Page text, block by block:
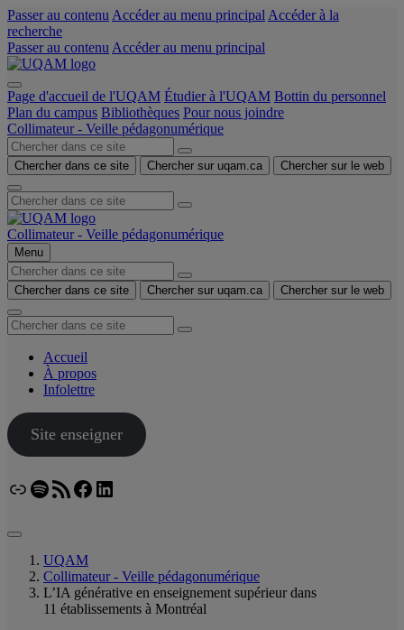
Passer au contenu Accéder au menu principal Accéder à la
recherche
Passer au contenu Accéder au menu principal
Page d'accueil de l'UQAM Étudier à l'UQAM Bottin du personnel
Plan du campus Bibliothèques Pour nous joindre
Collimateur - Veille pédagonumérique
Chercher dans ce site Chercher sur uqam.ca Chercher sur le web
Collimateur - Veille pédagonumérique
Menu
Chercher dans ce site Chercher sur uqam.ca Chercher sur le web
Accueil
À propos
Infolettre
Site enseigner
LienSpotify
Flux RSSFacebook
LinkedIn
UQAM
Collimateur - Veille pédagonumérique
L’IA générative en enseignement supérieur dans
11 établissements à Montréal